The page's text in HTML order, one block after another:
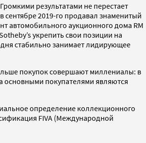
результатами не перестает
сентябре 2019-го продавал знаменитый
автомобильного аукционного дома RM
укрепить свои позиции на
стабильно занимает лидирующее
покупок совершают миллениалы: в
основными покупателями являются
определение коллекционного
FIVA (Международной